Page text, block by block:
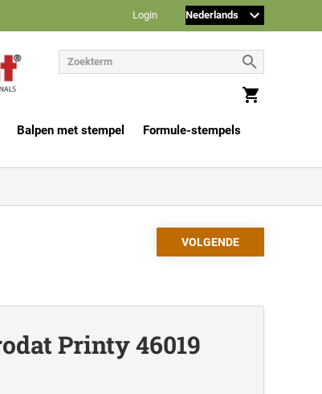
Login
Balpen met stempel
Formule-stempels
Printy 46019